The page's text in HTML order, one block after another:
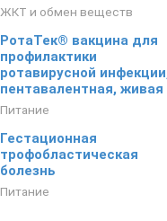
ЖКТ и обмен веществ
РотаТек® вакцина для
профилактики
ротавирусной
пентавалентная, живая
Питание
Гестационная
трофобластическая
болезнь
Питание